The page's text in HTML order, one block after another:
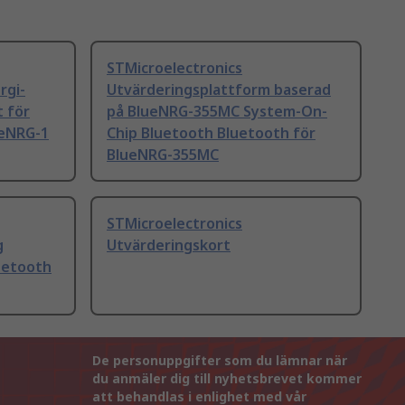
för
1
STMicroelectronics
Utvärderingsplattform baserad
på BlueNRG-355MC System-On-
Chip Bluetooth Bluetooth för
BlueNRG-355MC
STMicroelectronics
Utvärderingskort
De personuppgifter som du lämnar när
du anmäler dig till nyhetsbrevet kommer
att behandlas i enlighet med vår